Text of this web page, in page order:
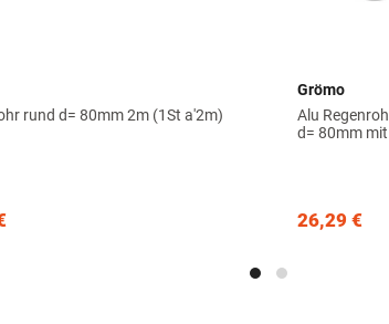
rund d= 80mm 2m (1St a'2m)
Grömo
Alu
d= 80mm
26,29 €